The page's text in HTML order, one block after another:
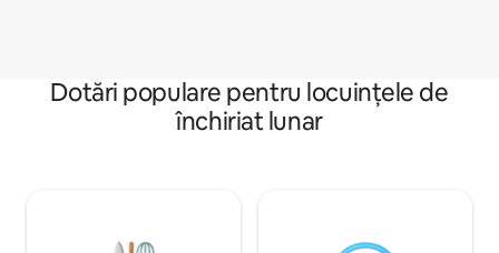
Dotări populare pentru locuințele de
închiriat lunar